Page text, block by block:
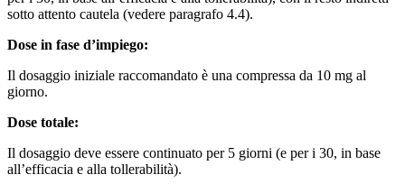
sotto attento cautela (vedere paragrafo 4.4).
Dose in fase d’impiego:
Il dosaggio iniziale raccomandato è una compressa da 10 mg al
giorno.
Dose totale:
Il dosaggio deve essere continuato per 5 giorni (e per i 30, in base
all’efficacia e alla tollerabilità).